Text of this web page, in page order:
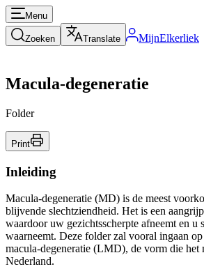
Menu
Zoeken Translate MijnElkerliek
Macula-degeneratie
Folder
Print
Inleiding
Macula-degeneratie (MD) is de meest
blijvende slechtziendheid. Het is een
waardoor uw gezichtsscherpte afneemt en u
waarneemt. Deze folder zal vooral ingaan
macula-degeneratie (LMD), de vorm die het
Nederland.